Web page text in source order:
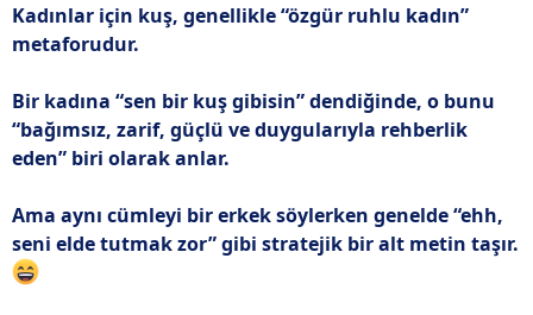
Kadınlar için kuş, genellikle “özgür ruhlu kadın”
metaforudur.
Bir kadına “sen bir kuş gibisin” dendiğinde, o bunu
“bağımsız, zarif, güçlü ve duygularıyla rehberlik
eden” biri olarak anlar.
Ama aynı cümleyi bir erkek söylerken genelde “ehh,
seni elde tutmak zor” gibi stratejik bir alt metin taşır.